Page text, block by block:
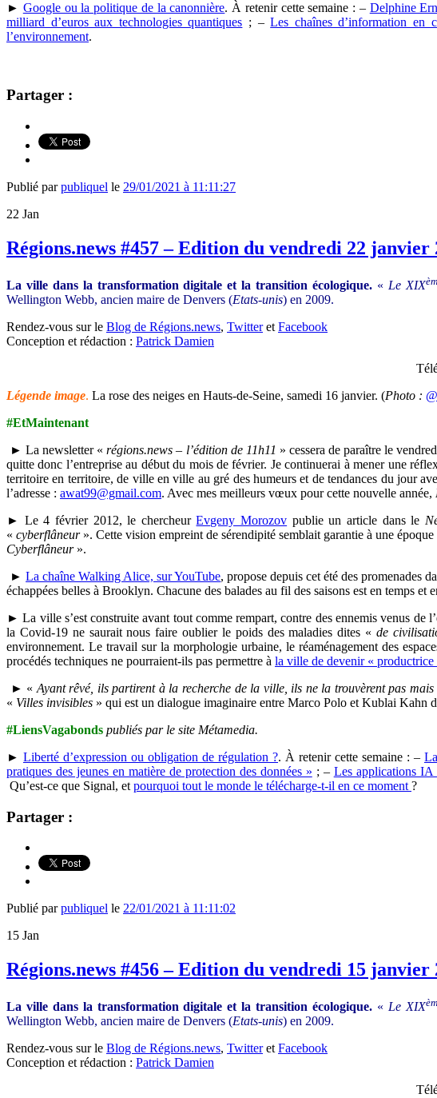
► Google ou la politique de la canonnière. À retenir cette semaine : – Delphine
milliard d’euros aux technologies quantiques ; –Les chaînes d’information en
l’environnement.
Partager :
Publié parpubliquel le 29/01/2021 à 11:11:27
22 Jan
Régions.news #457 – Edition du vendredi 22 janvier
La ville dans la transformation digitale et la transition écologique. « Le XIX
Wellington Webb, ancien maire de Denvers (Etats-unis) en 2009.
Rendez-vous sur le Blog de Régions.news, Twitteret Facebook
Conception et rédaction : Patrick Damien
Légende image. La rose des neiges en Hauts-de-Seine, samedi 16 janvier. (Photo :
#EtMaintenant
► La newsletter «régions.news – l’édition de 11h11 » cessera de paraître le
quitte donc l’entreprise au début du mois de février. Je continuerai à mener une
territoire en territoire, de ville en ville au gré des humeurs et de tendances du jour
l’adresse : awat99@gmail.com. Avec mes meilleurs vœux pour cette nouvelle année,
► Le 4 février 2012, le chercheurEvgeny Morozov publie un article dans le
« cyberflâneur». Cette vision empreint de sérendipité semblait garantie à une époque
Cyberflâneur».
►La chaîne Walking Alice, sur YouTube, propose depuis cet été des promenades
échappées belles à Brooklyn. Chacune des balades au fil des saisons est en temps et
► La ville s’est construite avant tout comme rempart, contre des ennemis venus de
la Covid-19 ne saurait nous faire oublier le poids des maladies dites «de
environnement. Le travail sur la morphologie urbaine, le réaménagement des
procédés techniques ne pourraient-ils pas permettre à la ville de devenir « productrice
► « Ayant rêvé, ils partirent à la recherche de la ville, ils ne la trouvèrent pas
« Villes invisibles » qui est un dialogue imaginaire entre Marco Polo et Kublai Kahn
#LiensVagabonds publiés par le site Métamedia.
► Liberté d’expression ou obligation de régulation ?. À retenir cette semaine : –
pratiques des jeunes en matière de protection des données » ; – Les applications IA
Qu’est-ce que Signal, et pourquoi tout le monde le télécharge-t-il en ce moment ?
Partager :
Publié parpubliquel le 22/01/2021 à 11:11:02
15 Jan
Régions.news #456 – Edition du vendredi 15 janvier
La ville dans la transformation digitale et la transition écologique. « Le XIX
Wellington Webb, ancien maire de Denvers (Etats-unis) en 2009.
Rendez-vous sur le Blog de Régions.news, TwitteretFacebook
Conception et rédaction : Patrick Damien